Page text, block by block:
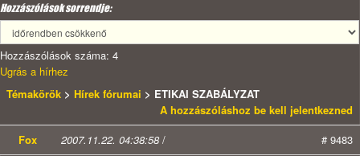
Hozzászólások sorrendje:
Hozzászólások száma: 4
Ugrás a hírhez
Témakörök > Hírek fórumai > ETIKAI SZABÁLYZAT
A hozzászóláshoz be kell jelentkezned
Fox
2007.11.22. 04:38:58 /
# 9483